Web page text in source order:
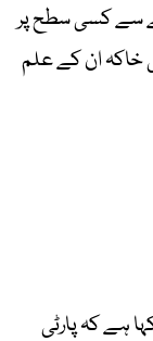
سے کسی سطح پر
خاکہ ان کے علم
ہے کہ پارٹی